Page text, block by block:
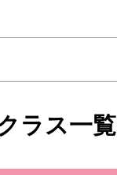
ラス一覧